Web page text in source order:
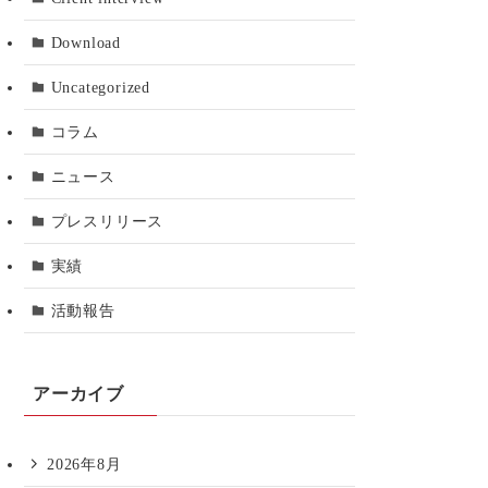
Download
Uncategorized
コラム
ニュース
プレスリリース
実績
活動報告
アーカイブ
2026年8月